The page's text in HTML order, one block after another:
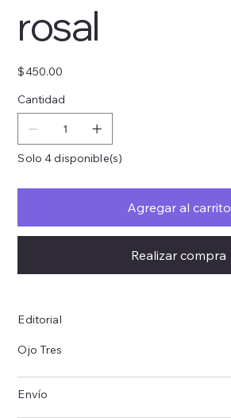
rosal
Precio
$450.00
Cantidad
Solo 4 disponible(s)
Agregar al carrito
Realizar compra
Editorial
Ojo Tres
Envío